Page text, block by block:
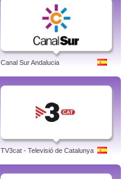
Canal Sur Andalucia
TV3cat - Televisió de Catalunya